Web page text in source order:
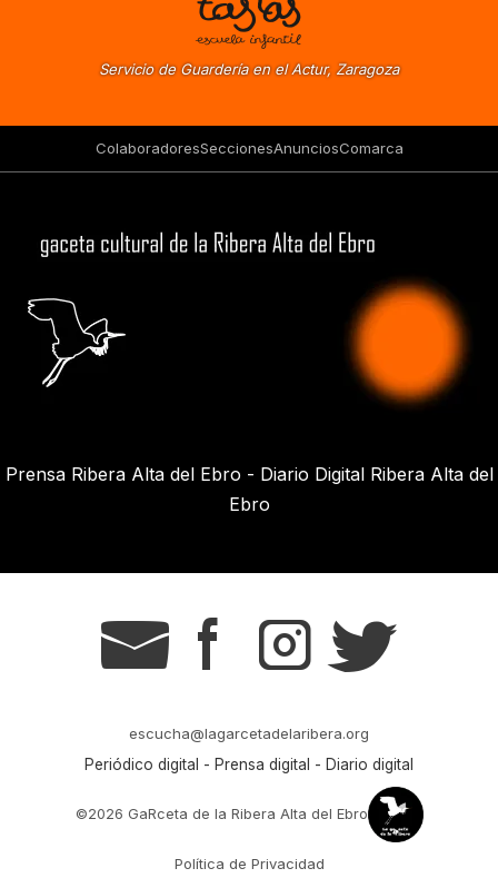
Servicio de Guardería en el Actur, Zaragoza
ColaboradoresSeccionesAnunciosComarca
Prensa Ribera Alta del Ebro - Diario Digital Ribera Alta del
Ebro
g s t r
escucha@lagarcetadelaribera.org
Periódico digital - Prensa digital - Diario digital
©2026 GaRceta de la Ribera Alta del Ebro
Política de Privacidad